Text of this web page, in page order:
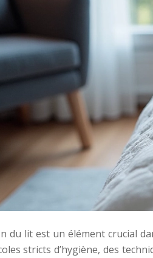
du lit est un élément crucial
stricts d’hygiène, des